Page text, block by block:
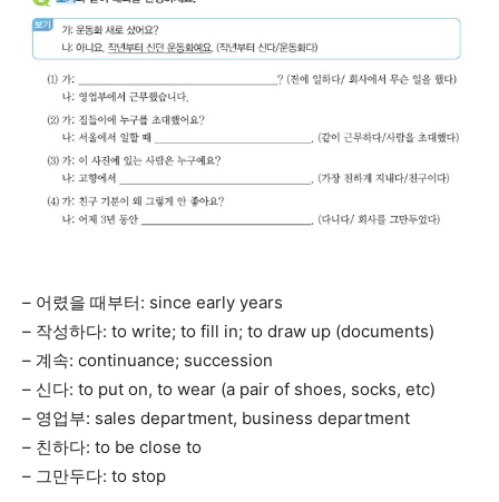
– 어렸을 때부터: since early years
– 작성하다: to write; to fill in; to draw up (documents)
– 계속: continuance; succession
– 신다: to put on, to wear (a pair of shoes, socks, etc)
– 영업부: sales department, business department
– 친하다: to be close to
– 그만두다: to stop